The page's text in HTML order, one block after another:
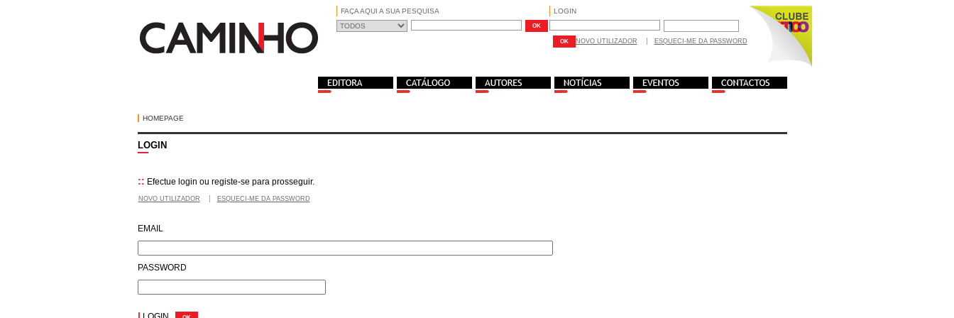
FAÇA AQUI A SUA PESQUISA LOGIN
NOVO UTILIZADOR ESQUECI-ME DA PASSWORD
HOMEPAGE
LOGIN
:: Efectue login ou registe-se para prosseguir.
NOVO UTILIZADOR ESQUECI-ME DA PASSWORD
EMAIL
PASSWORD